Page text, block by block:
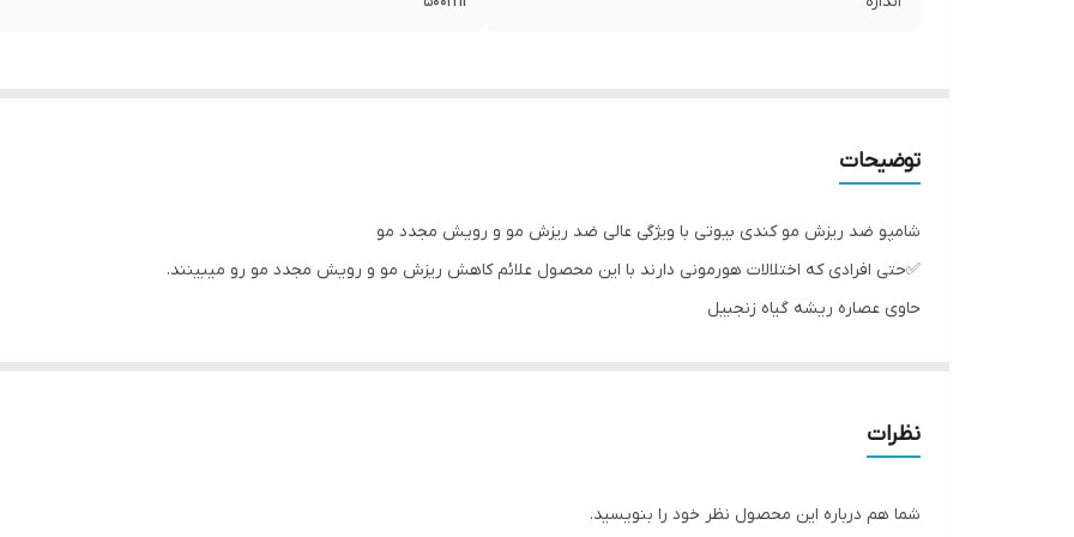
توضیحات
شامپو ضد ریزش مو کندی بیوتی با ویژگی عالی ضد ریزش مو و رویش مجدد مو
✅️حتی افرادی که اختلالات هورمونی دارند با این محصول علائم کاهش ریزش مو و رویش مجدد مو رو میبینند.
حاوی عصاره ریشه گیاه زنجبیل
🔸️جوانسازی عمیق فولیکول های مو
🔸️متراکم کردن فولیکول های مو
نظرات
شما هم درباره این محصول نظر خود را بنویسید.